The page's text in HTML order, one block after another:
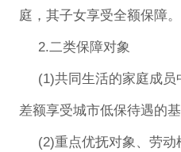
庭，其子女享受全额保障。
2.二类保障对象
(1)共同生活的家庭成
差额享受城市低保待遇的
(2)重点优抚对象、劳